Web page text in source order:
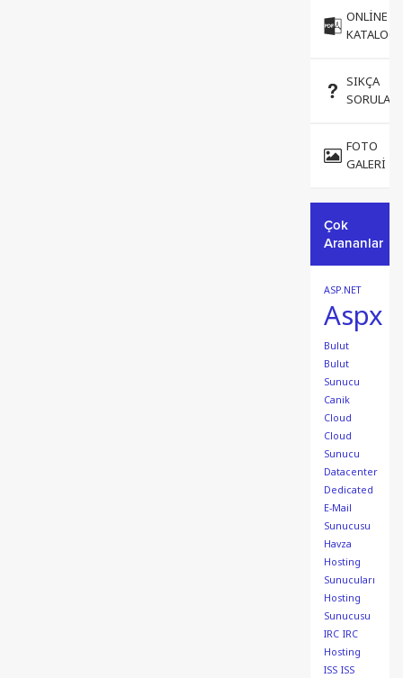
ONLINE
KATALOG
SIKÇA
FOTO
GALERI
Çok
Arananlar
ASP.NET
Aspx
Bulut
Bulut
Sunucu
Canik
Cloud
Cloud
Sunucu
Datacenter
Dedicated
E-Mail
Sunucusu
Havza
Hosting
Sunucuları
Hosting
Sunucusu
IRC IRC
Hosting
ISS ISS